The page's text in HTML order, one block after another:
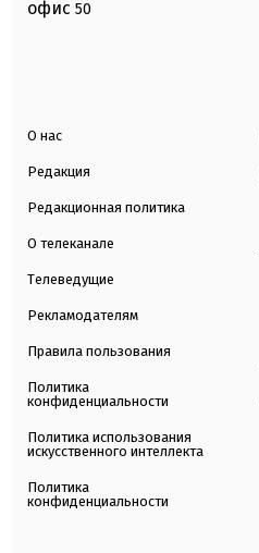
офис 50
О нас
Редакция
Редакционная политика
О телеканале
Телеведущие
Рекламодателям
Правила пользования
Политика
конфиденциальности
Политика использования
искусственного интеллекта
Политика
конфиденциальности